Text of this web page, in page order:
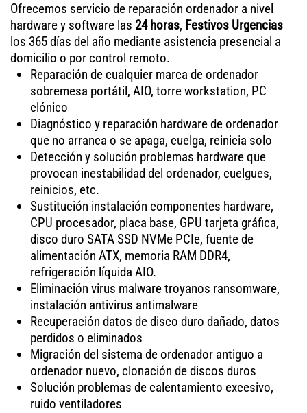
Ofrecemos servicio de reparación ordenador a nivel
hardware y software las 24 horas, Festivos Urgencias
los 365 días del año mediante asistencia presencial a
domicilio o por control remoto.
Reparación de cualquier marca de ordenador
sobremesa portátil, AIO, torre workstation, PC
clónico
Diagnóstico y reparación hardware de ordenador
que no arranca o se apaga, cuelga, reinicia solo
Detección y solución problemas hardware que
provocan inestabilidad del ordenador, cuelgues,
reinicios, etc.
Sustitución instalación componentes hardware,
CPU procesador, placa base, GPU tarjeta gráfica,
disco duro SATA SSD NVMe PCIe, fuente de
alimentación ATX, memoria RAM DDR4,
refrigeración líquida AIO.
Eliminación virus malware troyanos ransomware,
instalación antivirus antimalware
Recuperación datos de disco duro dañado, datos
perdidos o eliminados
Migración del sistema de ordenador antiguo a
ordenador nuevo, clonación de discos duros
Solución problemas de calentamiento excesivo,
ruido ventiladores